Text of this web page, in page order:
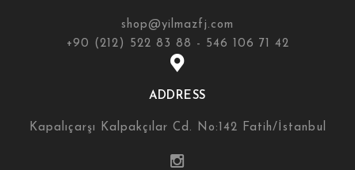
shop@yilmazfj.com
+90 (212) 522 83 88 - 546 106 71 42
ADDRESS
Kapalıçarşı Kalpakçılar Cd. No:142 Fatih/İstanbul